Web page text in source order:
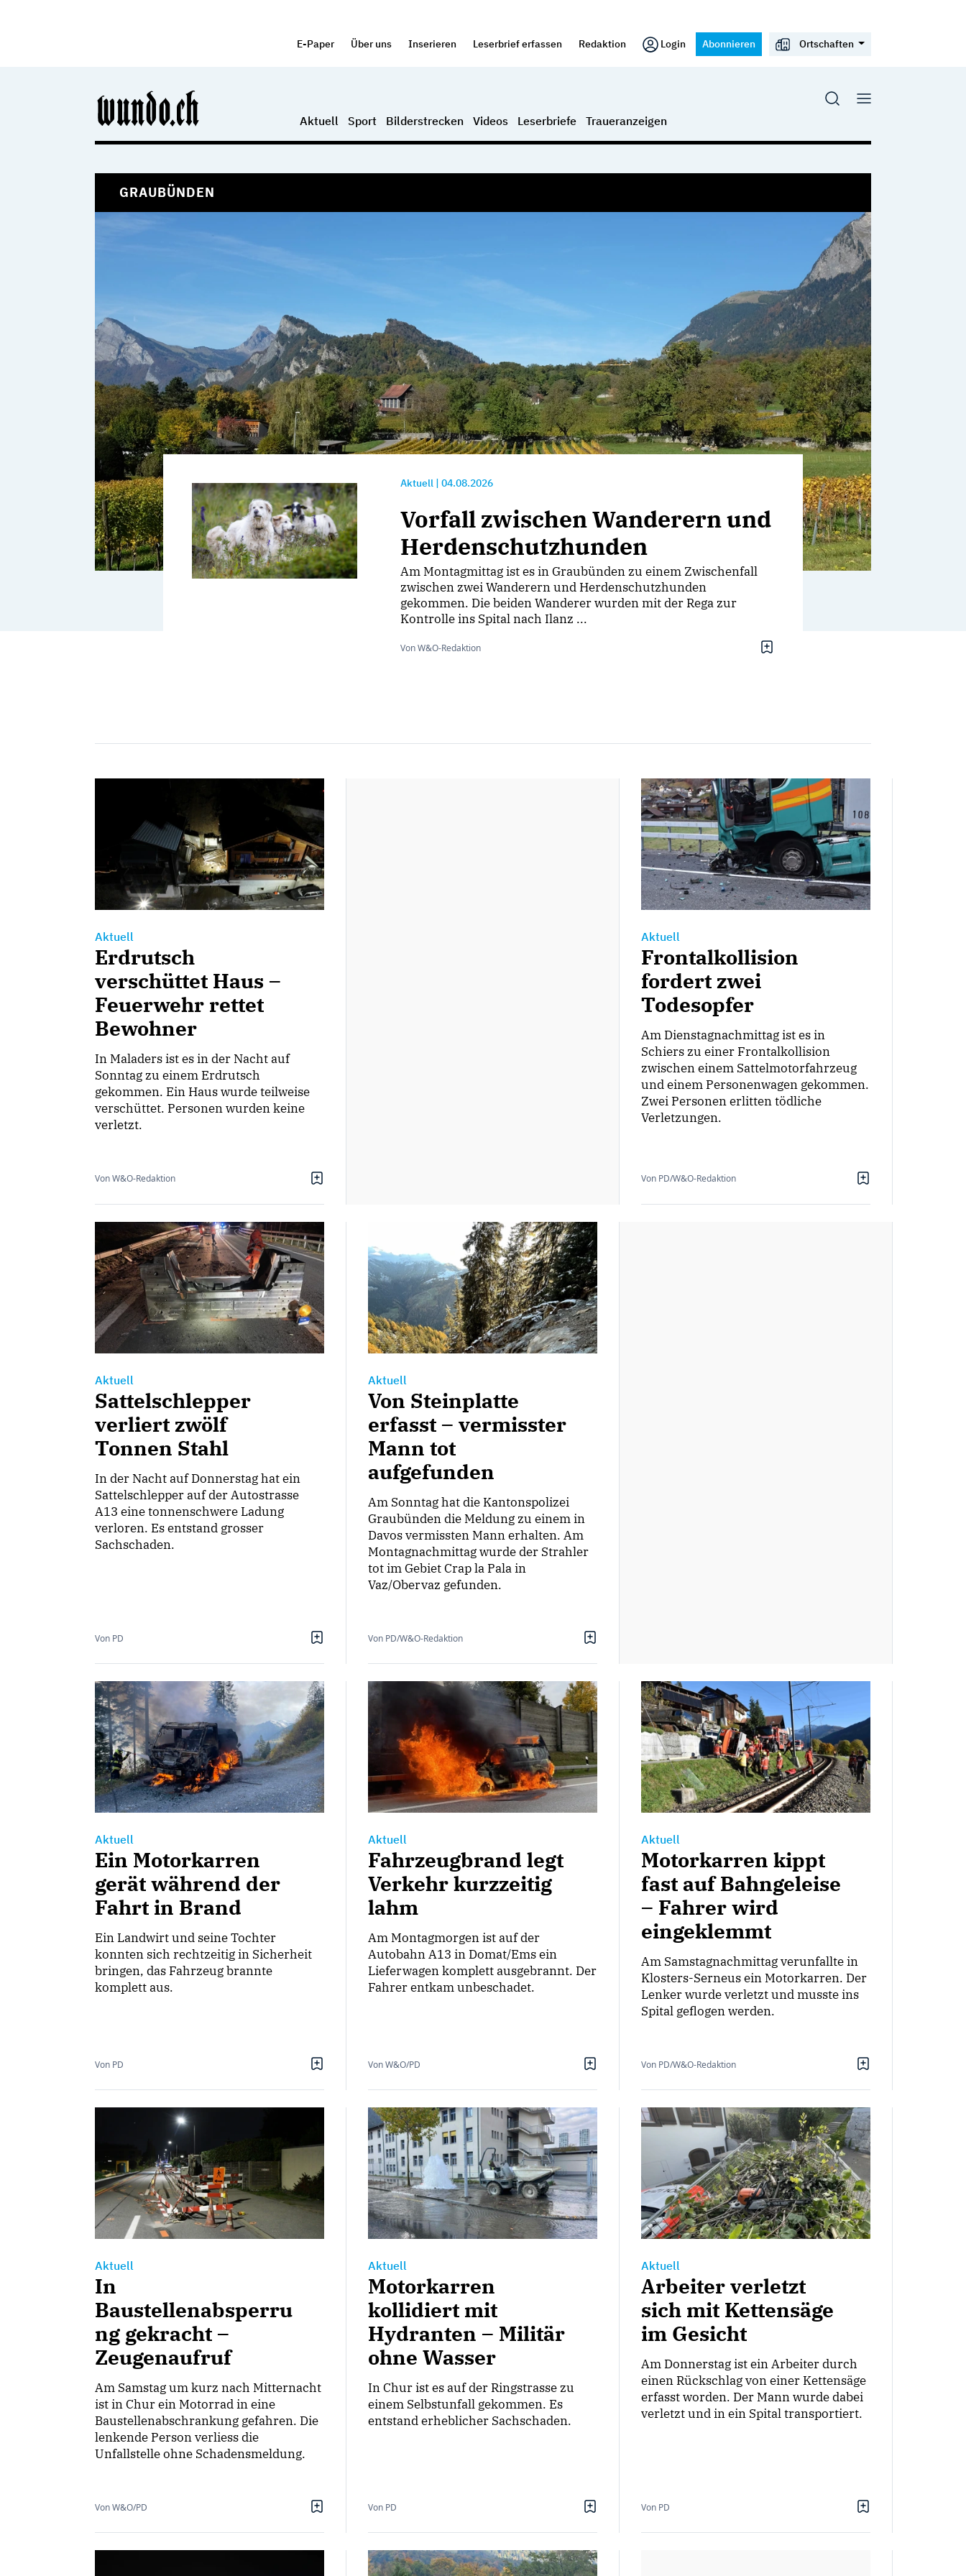
E-Paper Über uns Inserieren Leserbrief erfassen Redaktion Login Abonnieren Ortschaften
Aktuell Sport Bilderstrecken Videos Leserbriefe Traueranzeigen
GRAUBÜNDEN
Aktuell | 04.08.2026
Vorfall zwischen Wanderern und
Herdenschutzhunden
Am Montagmittag ist es in Graubünden zu einem Zwischenfall
zwischen zwei Wanderern und Herdenschutzhunden
gekommen. Die beiden Wanderer wurden mit der Rega zur
Kontrolle ins Spital nach Ilanz ...
Von W&O-Redaktion
Aktuell
Erdrutsch
verschüttet Haus –
Feuerwehr rettet
Bewohner
In Maladers ist es in der Nacht auf
Sonntag zu einem Erdrutsch
gekommen. Ein Haus wurde teilweise
verschüttet. Personen wurden keine
verletzt.
Von W&O-Redaktion
Aktuell
Frontalkollision
fordert zwei
Todesopfer
Am Dienstagnachmittag ist es in
Schiers zu einer Frontalkollision
zwischen einem Sattelmotorfahrzeug
und einem Personenwagen gekommen.
Zwei Personen erlitten tödliche
Verletzungen.
Von PD/W&O-Redaktion
Aktuell
Sattelschlepper
verliert zwölf
Tonnen Stahl
In der Nacht auf Donnerstag hat ein
Sattelschlepper auf der Autostrasse
A13 eine tonnenschwere Ladung
verloren. Es entstand grosser
Sachschaden.
Von PD
Aktuell
Von Steinplatte
erfasst – vermisster
Mann tot
aufgefunden
Am Sonntag hat die Kantonspolizei
Graubünden die Meldung zu einem in
Davos vermissten Mann erhalten. Am
Montagnachmittag wurde der Strahler
tot im Gebiet Crap la Pala in
Vaz/Obervaz gefunden.
Von PD/W&O-Redaktion
Aktuell
Ein Motorkarren
gerät während der
Fahrt in Brand
Ein Landwirt und seine Tochter
konnten sich rechtzeitig in Sicherheit
bringen, das Fahrzeug brannte
komplett aus.
Von PD
Aktuell
Fahrzeugbrand legt
Verkehr kurzzeitig
lahm
Am Montagmorgen ist auf der
Autobahn A13 in Domat/Ems ein
Lieferwagen komplett ausgebrannt. Der
Fahrer entkam unbeschadet.
Von W&O/PD
Aktuell
Motorkarren kippt
fast auf Bahngeleise
– Fahrer wird
eingeklemmt
Am Samstagnachmittag verunfallte in
Klosters-Serneus ein Motorkarren. Der
Lenker wurde verletzt und musste ins
Spital geflogen werden.
Von PD/W&O-Redaktion
Aktuell
In
Baustellenabsperru
ng gekracht –
Zeugenaufruf
Am Samstag um kurz nach Mitternacht
ist in Chur ein Motorrad in eine
Baustellenabschrankung gefahren. Die
lenkende Person verliess die
Unfallstelle ohne Schadensmeldung.
Von W&O/PD
Aktuell
Motorkarren
kollidiert mit
Hydranten – Militär
ohne Wasser
In Chur ist es auf der Ringstrasse zu
einem Selbstunfall gekommen. Es
entstand erheblicher Sachschaden.
Von PD
Aktuell
Arbeiter verletzt
sich mit Kettensäge
im Gesicht
Am Donnerstag ist ein Arbeiter durch
einen Rückschlag von einer Kettensäge
erfasst worden. Der Mann wurde dabei
verletzt und in ein Spital transportiert.
Von PD